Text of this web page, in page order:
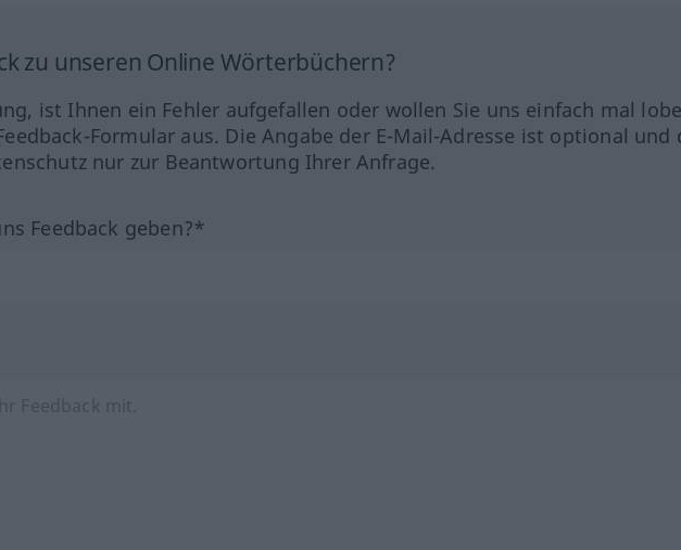
zu unseren Online Wörterbüchern?
ist Ihnen ein Fehler aufgefallen oder wollen Sie uns einfach mal
Formular aus. Die Angabe der E-Mail-Adresse ist optional und
nur zur Beantwortung Ihrer Anfrage.
Feedback geben?*